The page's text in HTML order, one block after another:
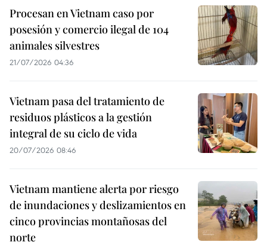
Procesan en Vietnam caso por
posesión y comercio ilegal de 104
animales silvestres
21/07/2026 04:36
Vietnam pasa del tratamiento de
residuos plásticos a la gestión
integral de su ciclo de vida
20/07/2026 08:46
Vietnam mantiene alerta por riesgo
de inundaciones y deslizamientos en
cinco provincias montañosas del
norte